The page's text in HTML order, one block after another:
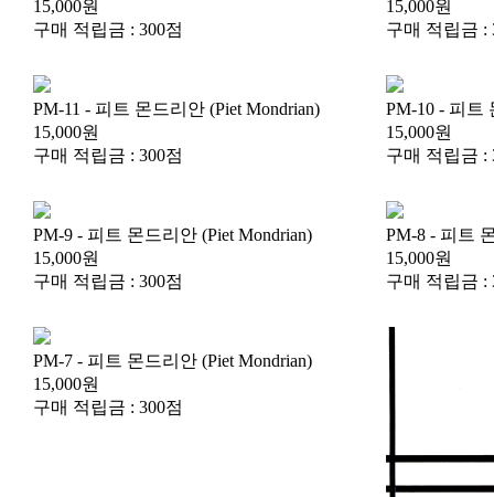
15,000원
구매 적립금 : 300점
15,000원
구매 적립금 :
PM-11 - 피트 몬드리안 (Piet Mondrian)
15,000원
구매 적립금 : 300점
PM-10 - 피트
15,000원
구매 적립금 :
PM-9 - 피트 몬드리안 (Piet Mondrian)
15,000원
구매 적립금 : 300점
PM-8 - 피트
15,000원
구매 적립금 :
PM-7 - 피트 몬드리안 (Piet Mondrian)
15,000원
구매 적립금 : 300점